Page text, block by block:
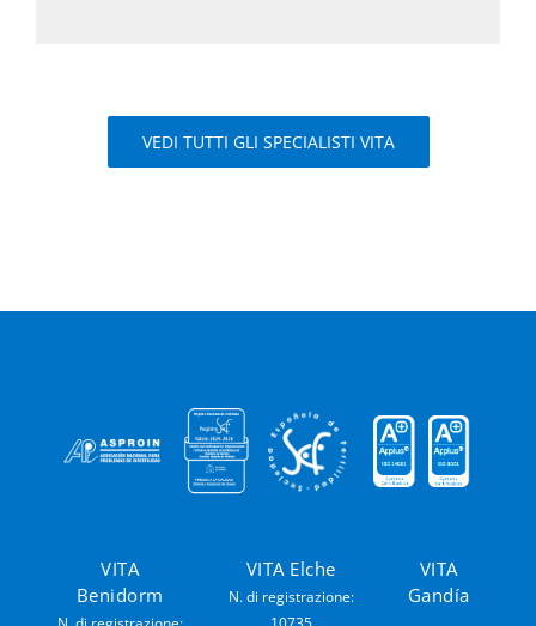
VEDI TUTTI GLI SPECIALISTI VITA
VITA
Benidorm
VITA Elche
N. di registrazione:
VITA
Gandía